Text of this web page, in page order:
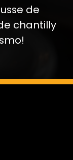
de
chantilly